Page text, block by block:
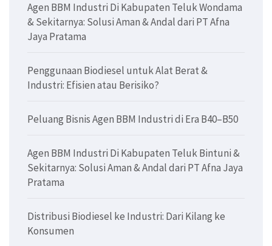
Agen BBM Industri Di Kabupaten Teluk Wondama
& Sekitarnya: Solusi Aman & Andal dari PT Afna
Jaya Pratama
Penggunaan Biodiesel untuk Alat Berat &
Industri: Efisien atau Berisiko?
Peluang Bisnis Agen BBM Industri di Era B40–B50
Agen BBM Industri Di Kabupaten Teluk Bintuni &
Sekitarnya: Solusi Aman & Andal dari PT Afna Jaya
Pratama
Distribusi Biodiesel ke Industri: Dari Kilang ke
Konsumen